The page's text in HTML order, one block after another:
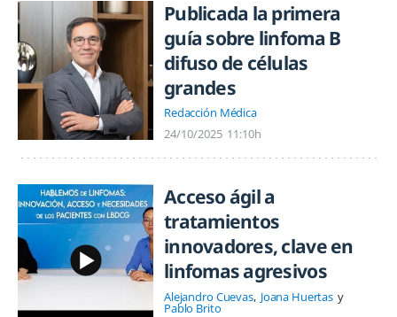
Publicada la primera
guía sobre linfoma B
difuso de células
grandes
Redacción Médica
24/10/2025 11:10h
Acceso ágil a
tratamientos
innovadores, clave en
linfomas agresivos
Alejandro Cuevas Joana Huertas
Pablo Brito